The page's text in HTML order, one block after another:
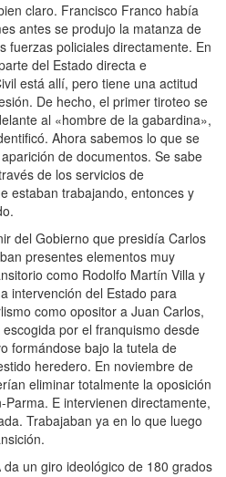
claro. Francisco Franco había
antes se produjo la matanza de
fuerzas policiales directamente. En
del Estado directa e
está allí, pero tiene una actitud
De hecho, el primer tiroteo se
al «hombre de la gabardina»,
Ahora sabemos lo que se
de documentos. Se sabe
de los servicios de
estaban trabajando, entonces y
del Gobierno que presidía Carlos
presentes elementos muy
como Rodolfo Martín Villa y
intervención del Estado para
como opositor a Juan Carlos,
por el franquismo desde
formándose bajo la tutela de
heredero. En noviembre de
eliminar totalmente la oposición
E intervienen directamente,
Trabajaban ya en lo que luego
un giro ideológico de 180 grados